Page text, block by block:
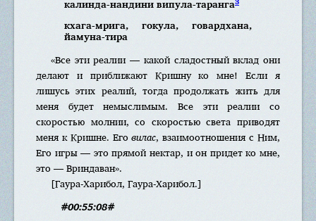
калинда-нандини випула-таранга
кхага-мрига, гокула, говардхана,
йамуна-тира
«Все эти реалии — какой сладостный вклад они
делают и приближают Кришну ко мне! Если я
лишусь этих реалий, тогда продолжать жить для
меня будет немыслимым. Все эти реалии со
скоростью молнии, со скоростью света приводят
меня к Кришне. Еговилас, взаимоотношения с Ним,
Его игры — это прямой нектар, и он придет ко мне,
это — Вриндаван».
[Гаура-Харибол, Гаура-Харибол.]
#00:55:08#